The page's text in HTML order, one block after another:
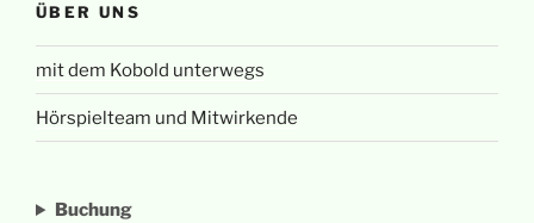
ÜBER UNS
mit dem Kobold unterwegs
Hörspielteam und Mitwirkende
Buchung